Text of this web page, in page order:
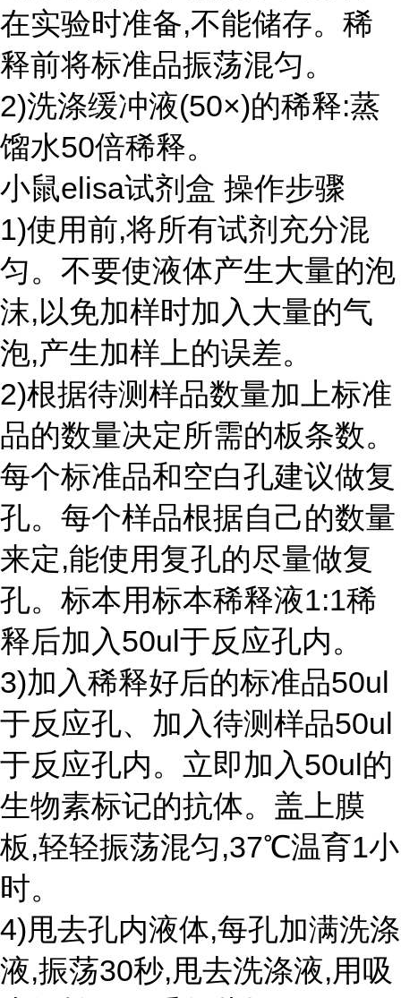
在实验时准备,不能储存。稀
释前将标准品振荡混匀。
2)洗涤缓冲液(50×)的稀释:蒸
馏水50倍稀释。
小鼠elisa试剂盒 操作步骤
1)使用前,将所有试剂充分混
匀。不要使液体产生大量的泡
沫,以免加样时加入大量的气
泡,产生加样上的误差。
2)根据待测样品数量加上标准
品的数量决定所需的板条数。
每个标准品和空白孔建议做复
孔。每个样品根据自己的数量
来定,能使用复孔的尽量做复
孔。标本用标本稀释液1:1稀
释后加入50ul于反应孔内。
3)加入稀释好后的标准品50ul
于反应孔、加入待测样品50ul
于反应孔内。立即加入50ul的
生物素标记的抗体。盖上膜
板,轻轻振荡混匀,37℃温育1小
时。
4)甩去孔内液体,每孔加满洗涤
液,振荡30秒,甩去洗涤液,用吸